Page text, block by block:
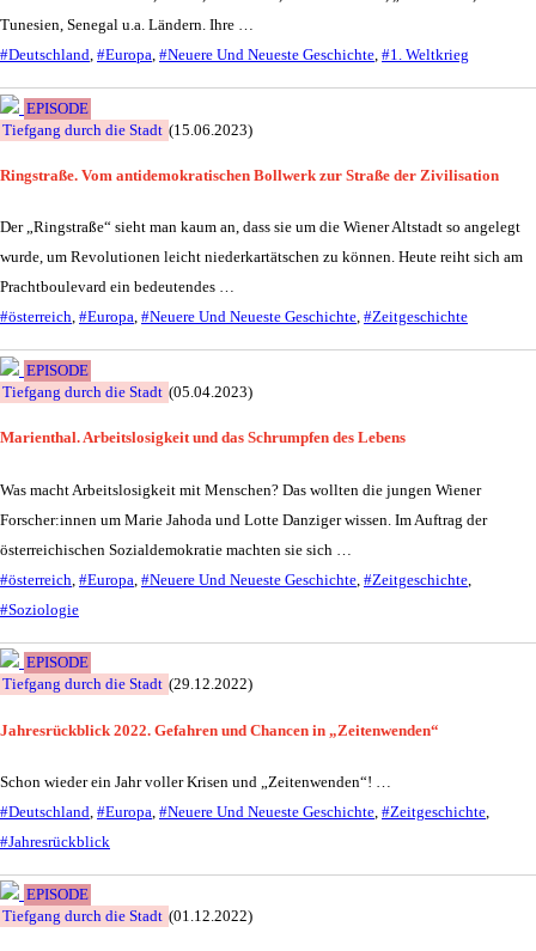
Tunesien, Senegal u.a. Ländern. Ihre …
#Deutschland, #Europa, #Neuere Und Neueste Geschichte, #1. Weltkrieg
EPISODE
Tiefgang durch die Stadt (15.06.2023)
Ringstraße. Vom antidemokratischen Bollwerk zur Straße der Zivilisation
Der „Ringstraße“ sieht man kaum an, dass sie um die Wiener Altstadt so angelegt
wurde, um Revolutionen leicht niederkartätschen zu können. Heute reiht sich am
Prachtboulevard ein bedeutendes …
#österreich, #Europa, #Neuere Und Neueste Geschichte, #Zeitgeschichte
EPISODE
Tiefgang durch die Stadt (05.04.2023)
Marienthal. Arbeitslosigkeit und das Schrumpfen des Lebens
Was macht Arbeitslosigkeit mit Menschen? Das wollten die jungen Wiener
Forscher:innen um Marie Jahoda und Lotte Danziger wissen. Im Auftrag der
österreichischen Sozialdemokratie machten sie sich …
#österreich #Europa #Neuere Und Neueste Geschichte #Zeitgeschichte
#Soziologie
EPISODE
Tiefgang durch die Stadt (29.12.2022)
Jahresrückblick 2022. Gefahren und Chancen in „Zeitenwenden“
Schon wieder ein Jahr voller Krisen und „Zeitenwenden“! …
#Deutschland #Europa #Neuere Und Neueste Geschichte #Zeitgeschichte
#Jahresrückblick
EPISODE
Tiefgang durch die Stadt (01.12.2022)